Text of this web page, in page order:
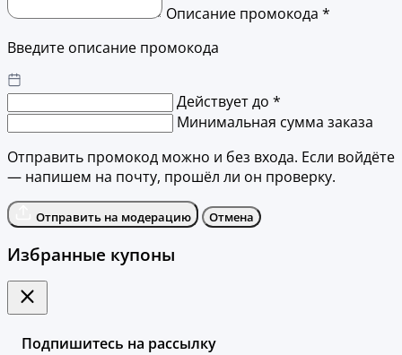
Описание промокода *
Введите описание промокода
Действует до *
Минимальная сумма заказа
Отправить промокод можно и без входа. Если войдёте
— напишем на почту, прошёл ли он проверку.
Отправить на модерацию Отмена
Избранные купоны
Подпишитесь на рассылку